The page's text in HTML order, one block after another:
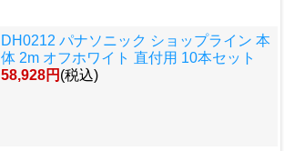
DH0212 パナソニック ショップライン 本
体 2m オフホワイト 直付用 10本セット
58,928円 (税込)